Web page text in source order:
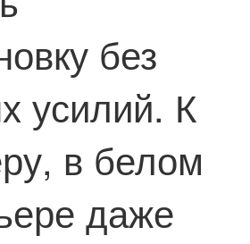
без
усилий. К
в белом
даже